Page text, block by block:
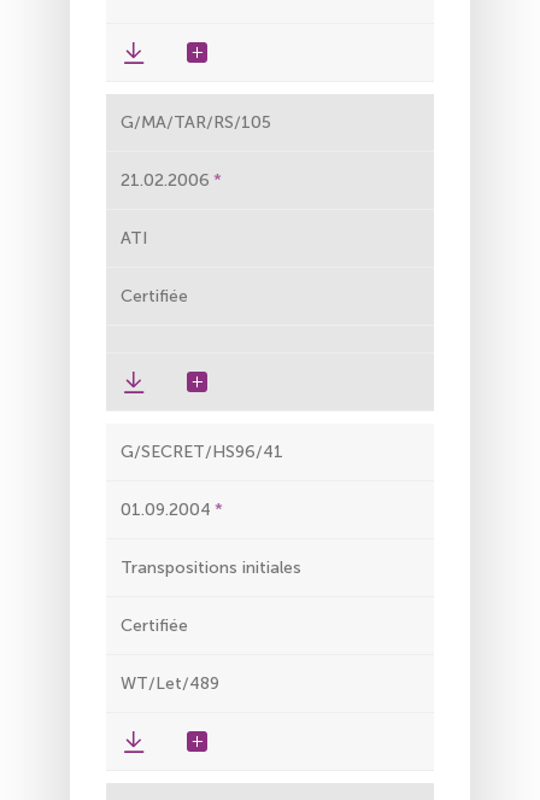
G/MA/TAR/RS/105
21.02.2006
ATI
Certifiée
G/SECRET/HS96/41
01.09.2004
Transpositions initiales
Certifiée
WT/Let/489